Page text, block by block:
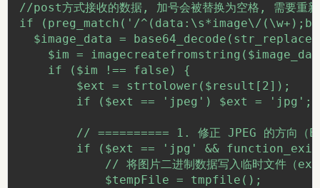
//post方式接收的数据, 加号会被替换为空格, 需要重
if (preg_match('/^(data:\s*image\/
$image_data =
$im =
if ($im !== false) {
$ext = strtolower($result[2]);
if ($ext == 'jpeg') $ext = 'jpg';
// ========== 1. 修正 JPEG 的方向（
if ($ext == 'jpg' &&
// 将图片二进制数据写入临时文件（
$tempFile = tmpfile();